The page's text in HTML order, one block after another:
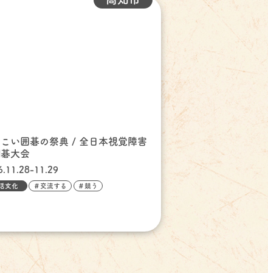
こい囲碁の祭典 / 全日本視覚障害
大会
11.29
文化 ＃交流する ＃競う